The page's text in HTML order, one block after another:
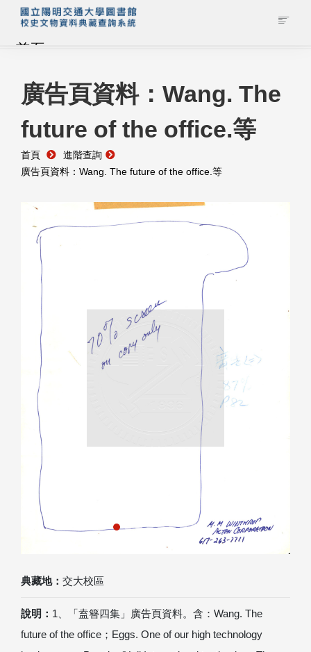
首頁
藏品查詢
校史館簡介
藏品清單全覽
資料調閱申請
管理者登入
廣告頁資料：Wang. The
future of the office.等
首頁
進階查詢
廣告頁資料：Wang. The future of the office.等
典藏地： 交大校區
說明： 1、「盍簪四集」廣告頁資料。含：Wang. The
future of the office；Eggs. One of our high technology
Previous